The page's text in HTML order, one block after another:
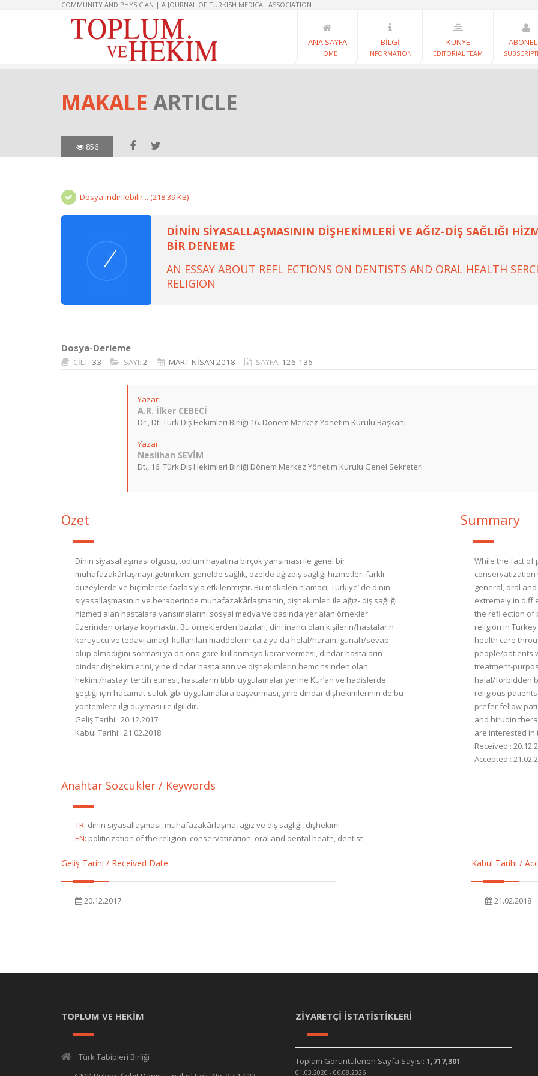
COMMUNITY AND PHYSICIAN | A JOURNAL OF TURKISH MEDICAL ASSOCIATION
ANA SAYFA
HOME
BİLGİ
INFORMATION
KÜNYE
EDITORIAL TEAM
MAKALE ARTICLE
856
Dosya indirilebilir... (218.39 KB)
DİNİN SİYASALLAŞMASININ DİŞHEKİMLERİ VE AĞIZ-DİŞ SAĞLIĞI
BİR DENEME
AN ESSAY ABOUT REFL ECTIONS ON DENTISTS AND ORAL HEALTH
RELIGION
Dosya-Derleme
CİLT: 33 SAYI: 2 MART-NİSAN 2018 SAYFA: 126-136
Yazar
A.R. İlker CEBECİ
Dr., Dt. Türk Diş Hekimleri Birliği 16. Dönem Merkez Yönetim Kurulu Başkanı
Yazar
Neslihan SEVİM
Dt., 16. Türk Diş Hekimleri Birliği Dönem Merkez Yönetim Kurulu Genel Sekreteri
Özet
Dinin siyasallaşması olgusu, toplum hayatına birçok yansıması ile genel bir
muhafazakârlaşmayı getirirken, genelde sağlık, özelde ağızdiş sağlığı hizmetleri farklı
düzeylerde ve biçimlerde fazlasıyla etkilenmiştir. Bu makalenin amacı; Türkiye’ de dinin
siyasallaşmasının ve beraberinde muhafazakârlaşmanın, dişhekimleri ile ağız- diş sağlığı
hizmeti alan hastalara yansımalarını sosyal medya ve basında yer alan örnekler
üzerinden ortaya koymaktır. Bu örneklerden bazıları; dini inancı olan kişilerin/hastaların
koruyucu ve tedavi amaçlı kullanılan maddelerin caiz ya da helal/haram, günah/sevap
olup olmadığını sorması ya da ona göre kullanmaya karar vermesi, dindar hastaların
dindar dişhekimlerini, yine dindar hastaların ve dişhekimlerin hemcinsinden olan
hekimi/hastayı tercih etmesi, hastaların tıbbi uygulamalar yerine Kur’an ve hadislerde
geçtiği için hacamat-sülük gibi uygulamalara başvurması, yine dindar dişhekimlerinin de bu
yöntemlere ilgi duyması ile ilgilidir.
Geliş Tarihi : 20.12.2017
Kabul Tarihi : 21.02.2018
Summary
While the fact of
conservatization
general, oral
extremely in diff
the refl ection of
religion in
health care
people/patients
treatment-
halal/forbidden
religious
prefer fellow
and hirudin
are interested in
Received :
Accepted :
Anahtar Sözcükler / Keywords
TR: dinin siyasallaşması, muhafazakârlaşma, ağız ve diş sağlığı, dişhekimi
EN: politicization of the religion, conservatization, oral and dental heath, dentist
Geliş Tarihi / Received Date
20.12.2017
Kabul Tarihi /
21.02.2018
TOPLUM VE HEKİM
Türk Tabipleri Birliği
ZİYARETÇİ İSTATİSTİKLERİ
Toplam Görüntülenen Sayfa Sayısı: 1,717,301
01.03.2020 - 06.08.2026